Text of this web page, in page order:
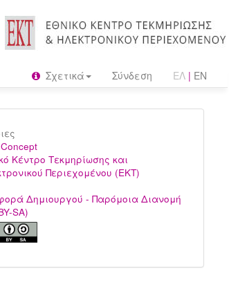
Σχετικά Σύνδεση ΕΛ | EN
Κέντρο Τεκμηρίωσης και
Περιεχομένου (ΕΚΤ)
Δημιουργού - Παρόμοια Διανομή
SA)